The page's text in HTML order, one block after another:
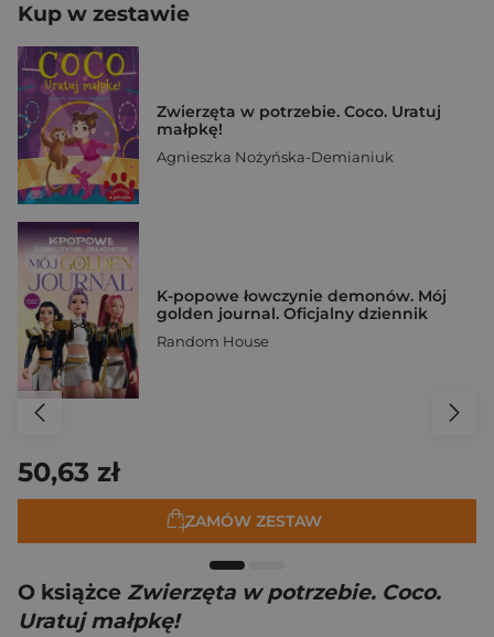
Kup w zestawie
Zwierzęta w potrzebie. Coco. Uratuj
małpkę!
Agnieszka Nożyńska-Demianiuk
K-popowe łowczynie demonów. Mój
golden journal. Oficjalny dziennik
Random House
50,63 zł
ZAMÓW ZESTAW
O książce Zwierzęta w potrzebie. Coco.
Uratuj małpkę!